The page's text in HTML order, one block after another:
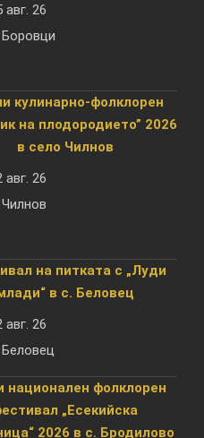
авг. 26
Боровци
кулинарно-фолклорен
на плодородието” 2026
в село Чилнов
авг. 26
Чилнов
на питката с „Луди
в с. Беловец
авг. 26
Беловец
национален фолклорен
„Есекийска
2026 в с. Бродилово